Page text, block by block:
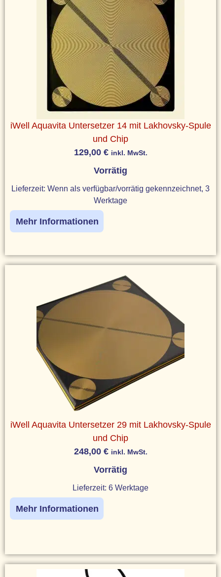
iWell Aquavita Untersetzer 14 mit Lakhovsky-Spule
und Chip
129,00 € inkl. MwSt.
Vorrätig
Lieferzeit: Wenn als verfügbar/vorrätig gekennzeichnet, 3
Werktage
Mehr Informationen
iWell Aquavita Untersetzer 29 mit Lakhovsky-Spule
und Chip
248,00 € inkl. MwSt.
Vorrätig
Lieferzeit: 6 Werktage
Mehr Informationen